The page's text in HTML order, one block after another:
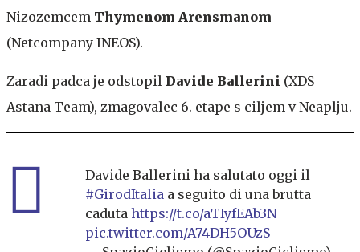
Nizozemcem Thymenom Arensmanom
(Netcompany INEOS).
Zaradi padca je odstopil Davide Ballerini (XDS
Astana Team), zmagovalec 6. etape s ciljem v Neaplju.
Davide Ballerini ha salutato oggi il
#GirodItalia a seguito di una brutta
caduta https://t.co/aTIyfEAb3N
pic.twitter.com/A74DH5OUzS